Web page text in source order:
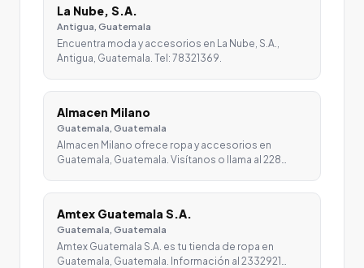
La Nube, S.A.
Antigua, Guatemala
Encuentra moda y accesorios en La Nube, S.A.,
Antigua, Guatemala. Tel: 78321369.
Almacen Milano
Guatemala, Guatemala
Almacen Milano ofrece ropa y accesorios en
Guatemala, Guatemala. Visítanos o llama al 228…
Amtex Guatemala S.A.
Guatemala, Guatemala
Amtex Guatemala S.A. es tu tienda de ropa en
Guatemala, Guatemala. Información al 2332921…